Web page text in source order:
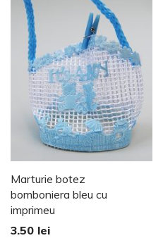
Marturie botez
bomboniera bleu cu
imprimeu
3.50 lei